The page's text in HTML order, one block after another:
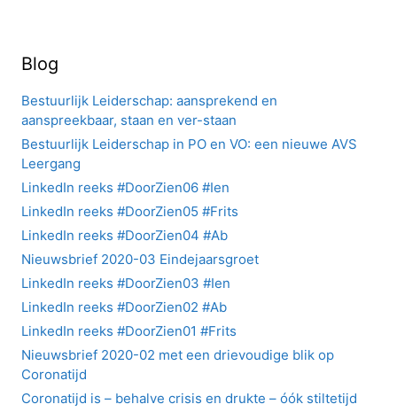
Blog
Bestuurlijk Leiderschap: aansprekend en
aanspreekbaar, staan en ver-staan
Bestuurlijk Leiderschap in PO en VO: een nieuwe AVS
Leergang
LinkedIn reeks #DoorZien06 #Ien
LinkedIn reeks #DoorZien05 #Frits
LinkedIn reeks #DoorZien04 #Ab
Nieuwsbrief 2020-03 Eindejaarsgroet
LinkedIn reeks #DoorZien03 #Ien
LinkedIn reeks #DoorZien02 #Ab
LinkedIn reeks #DoorZien01 #Frits
Nieuwsbrief 2020-02 met een drievoudige blik op
Coronatijd
Coronatijd is – behalve crisis en drukte – óók stiltetijd